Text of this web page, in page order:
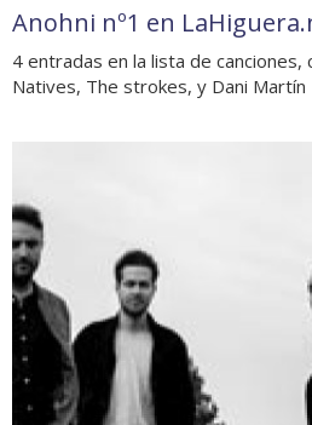
Anohni nº1 en
4 entradas en la lista de canciones,
Natives, The strokes, y Dani Martín